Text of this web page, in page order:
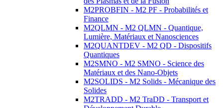
M2PROBFIN - M2 PF - Probabilités et
Finance
M2QLMN - M2 QLMN - Quantique,
Lumière, Matériaux et Nanosciences
M2QUANTDEV - M2 QD - Dispositifs
Quantiques
M2SMNO - M2 SMNO - Science des
Matériaux et des Nano-Objets
M2SOLIDS - M2 Solids - Mécanique des
Solides
M2TRADD - M2 TraDD - Transport et